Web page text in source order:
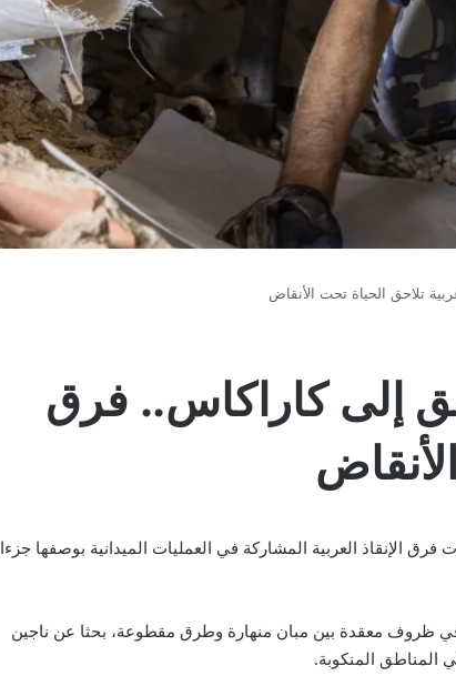
تلاحق الحياة تحت الأنقاض
إلى كاراكاس.. فرق
الإنقاذ العربية المشاركة في العمليات الميدانية بوصفها جزءا
ظروف معقدة بين مبان منهارة وطرق مقطوعة، بحثا عن ناجين
المناطق المنكوبة.